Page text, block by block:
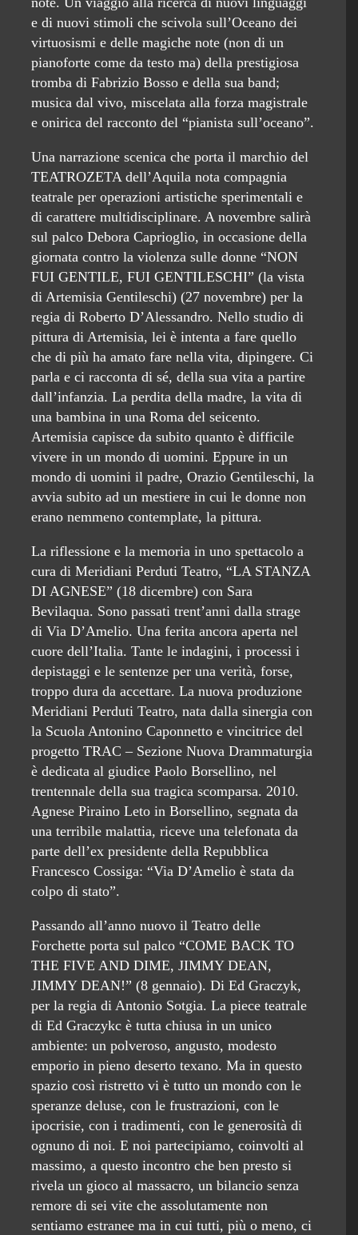
e di nuovi stimoli che scivola sull’Oceano dei
virtuosismi e delle magiche note (non di un
pianoforte come da testo ma) della prestigiosa
tromba di Fabrizio Bosso e della sua band;
musica dal vivo, miscelata alla forza magistrale
e onirica del racconto del “pianista sull’oceano”.
Una narrazione scenica che porta il marchio del
TEATROZETA dell’Aquila nota compagnia
teatrale per operazioni artistiche sperimentali e
di carattere multidisciplinare. A novembre salirà
sul palco Debora Caprioglio, in occasione della
giornata contro la violenza sulle donne “NON
FUI GENTILE, FUI GENTILESCHI” (la vista
di Artemisia Gentileschi) (27 novembre) per la
regia di Roberto D’Alessandro. Nello studio di
pittura di Artemisia, lei è intenta a fare quello
che di più ha amato fare nella vita, dipingere. Ci
parla e ci racconta di sé, della sua vita a partire
dall’infanzia. La perdita della madre, la vita di
una bambina in una Roma del seicento.
Artemisia capisce da subito quanto è difficile
vivere in un mondo di uomini. Eppure in un
mondo di uomini il padre, Orazio Gentileschi, la
avvia subito ad un mestiere in cui le donne non
erano nemmeno contemplate, la pittura.
La riflessione e la memoria in uno spettacolo a
cura di Meridiani Perduti Teatro, “LA STANZA
DI AGNESE” (18 dicembre) con Sara
Bevilaqua. Sono passati trent’anni dalla strage
di Via D’Amelio. Una ferita ancora aperta nel
cuore dell’Italia. Tante le indagini, i processi i
depistaggi e le sentenze per una verità, forse,
troppo dura da accettare. La nuova produzione
Meridiani Perduti Teatro, nata dalla sinergia con
la Scuola Antonino Caponnetto e vincitrice del
progetto TRAC – Sezione Nuova Drammaturgia
è dedicata al giudice Paolo Borsellino, nel
trentennale della sua tragica scomparsa. 2010.
Agnese Piraino Leto in Borsellino, segnata da
una terribile malattia, riceve una telefonata da
parte dell’ex presidente della Repubblica
Francesco Cossiga: “Via D’Amelio è stata da
colpo di stato”.
Passando all’anno nuovo il Teatro delle
Forchette porta sul palco “COME BACK TO
THE FIVE AND DIME, JIMMY DEAN,
JIMMY DEAN!” (8 gennaio). Di Ed Graczyk,
per la regia di Antonio Sotgia. La piece teatrale
di Ed Graczykc è tutta chiusa in un unico
ambiente: un polveroso, angusto, modesto
emporio in pieno deserto texano. Ma in questo
spazio così ristretto vi è tutto un mondo con le
speranze deluse, con le frustrazioni, con le
ipocrisie, con i tradimenti, con le generosità di
ognuno di noi. E noi partecipiamo, coinvolti al
massimo, a questo incontro che ben presto si
rivela un gioco al massacro, un bilancio senza
remore di sei vite che assolutamente non
sentiamo estranee ma in cui tutti, più o meno, ci